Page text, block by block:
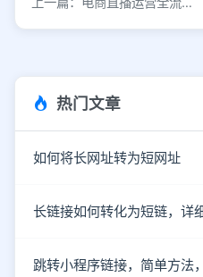
热门文章
如何将长网址转为短网址
长链接如何转化为短链，详
跳转小程序链接，简单方法